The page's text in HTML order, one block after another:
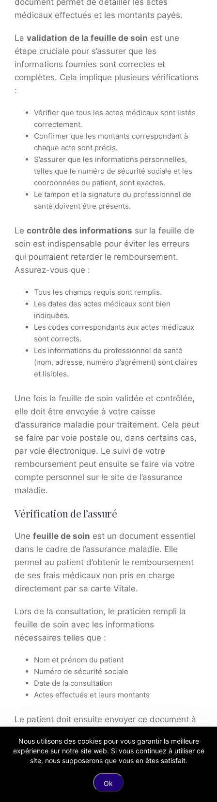
médicaux effectués et les montants payés.
La validation de la feuille de soin est une
étape cruciale pour s’assurer que les
informations fournies sont correctes et
complètes. Cela implique plusieurs vérifications
:
Vérifier que tous les actes médicaux sont listés
correctement.
Confirmer que les montants correspondant à
chaque acte sont précis.
S’assurer que les informations personnelles,
telles que le numéro de sécurité sociale et les
coordonnées du patient, sont exactes.
Le tampon et la signature du professionnel de
santé doivent être présents.
Le contrôle des informations sur la feuille de
soin est indispensable pour éviter les erreurs
qui pourraient retarder le remboursement.
Assurez-vous que :
Tous les champs requis sont remplis.
Les dates des actes médicaux sont bien
indiquées.
Les codes correspondants aux actes médicaux
sont corrects.
Les informations du professionnel de santé
(nom, adresse, numéro d’agrément) sont claires
et lisibles.
Une fois la feuille de soin validée et contrôlée,
elle doit être envoyée à votre caisse
d’assurance maladie pour traitement. Cela peut
se faire par voie postale ou, dans certains cas,
par voie électronique. Le suivi de votre
remboursement peut ensuite se faire via votre
compte personnel sur le site de l’assurance
maladie.
Vérification de l’assuré
Une feuille de soin est un document essentiel
dans le cadre de l’assurance maladie. Elle
permet au patient d’obtenir le remboursement
de ses frais médicaux non pris en charge
directement par sa carte Vitale.
Lors de la consultation, le praticien rempli la
feuille de soin avec les informations
nécessaires telles que :
Nom et prénom du patient
Numéro de sécurité sociale
Date de la consultation
Actes effectués et leurs montants
Le patient doit ensuite envoyer ce document à
remboursement.
de vérifier que toutes les informations sont
correctes. Une validation précise assure une
Nous utilisons des cookies pour vous garantir la meilleure
expérience sur notre site web. Si vous continuez à utiliser ce
site, nous supposerons que vous en êtes satisfait.
Ok